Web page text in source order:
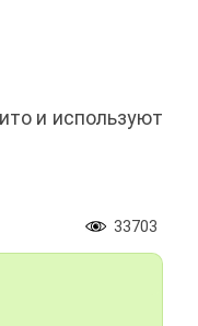
и используют
33703